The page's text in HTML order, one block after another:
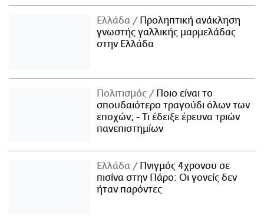
Ελλάδα
Προληπτική ανάκληση
γνωστής γαλλικής μαρμελάδας
στην Ελλάδα
Πολιτισμός
Ποιο είναι το
σπουδαιότερο τραγούδι όλων των
εποχών; - Τι έδειξε έρευνα τριών
πανεπιστημίων
Ελλάδα
Πνιγμός 4χρονου σε
πισίνα στην Πάρο: Οι γονείς δεν
ήταν παρόντες